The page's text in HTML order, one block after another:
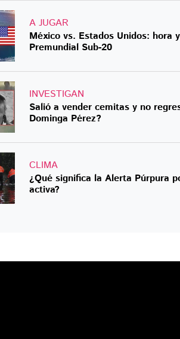
A JUGAR
México vs. Estados Unidos: hora
Premundial Sub-20
INVESTIGAN
Salió a vender cemitas y no
Dominga Pérez?
CLIMA
¿Qué significa la Alerta Púrpura
activa?